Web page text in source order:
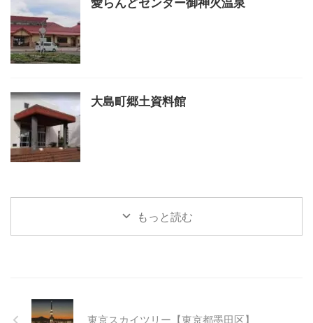
大島町郷土資料館
もっと読む
東京スカイツリー【東京都墨田区】